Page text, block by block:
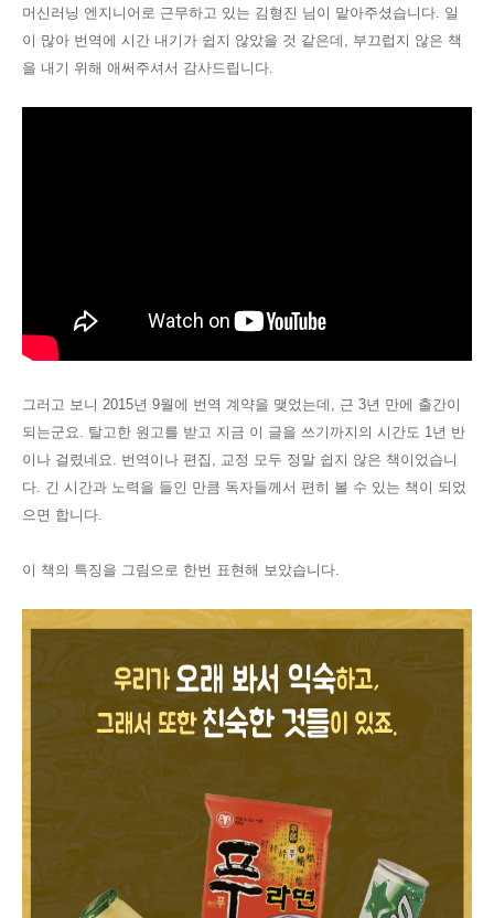
머신러닝 엔지니어로 근무하고 있는 김형진 님이 맡아주셨습니다. 일
이 많아 번역에 시간 내기가 쉽지 않았을 것 같은데, 부끄럽지 않은 책
을 내기 위해 애써주셔서 감사드립니다.
그러고 보니 2015년 9월에 번역 계약을 맺었는데, 근 3년 만에 출간이
되는군요. 탈고한 원고를 받고 지금 이 글을 쓰기까지의 시간도 1년 반
이나 걸렸네요. 번역이나 편집, 교정 모두 정말 쉽지 않은 책이었습니
다. 긴 시간과 노력을 들인 만큼 독자들께서 편히 볼 수 있는 책이 되었
으면 합니다.
이 책의 특징을 그림으로 한번 표현해 보았습니다.